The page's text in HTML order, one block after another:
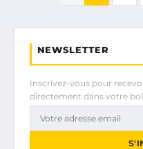
NEWSLETTER
Inscrivez-vous pour
directement dans votre